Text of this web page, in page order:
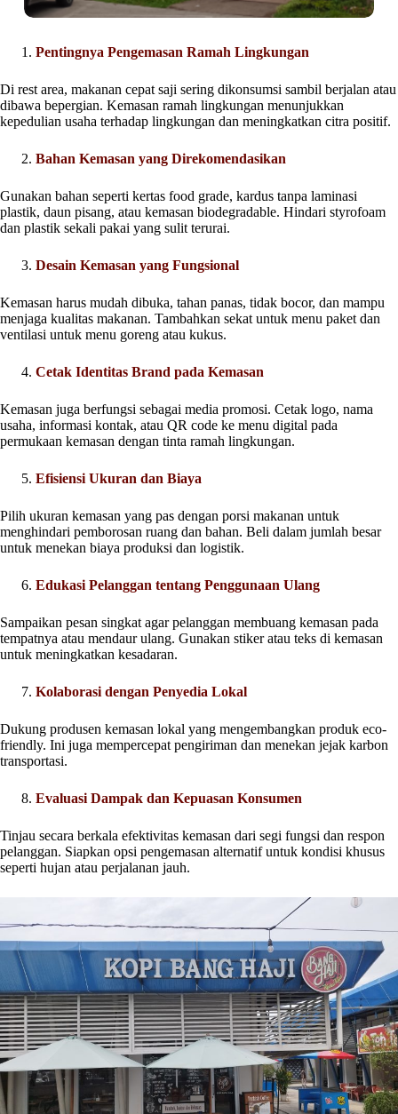
Pentingnya Pengemasan Ramah Lingkungan
Di rest area, makanan cepat saji sering dikonsumsi sambil berjalan atau
dibawa bepergian. Kemasan ramah lingkungan menunjukkan
kepedulian usaha terhadap lingkungan dan meningkatkan citra positif.
Bahan Kemasan yang Direkomendasikan
Gunakan bahan seperti kertas food grade, kardus tanpa laminasi
plastik, daun pisang, atau kemasan biodegradable. Hindari styrofoam
dan plastik sekali pakai yang sulit terurai.
Desain Kemasan yang Fungsional
Kemasan harus mudah dibuka, tahan panas, tidak bocor, dan mampu
menjaga kualitas makanan. Tambahkan sekat untuk menu paket dan
ventilasi untuk menu goreng atau kukus.
Cetak Identitas Brand pada Kemasan
Kemasan juga berfungsi sebagai media promosi. Cetak logo, nama
usaha, informasi kontak, atau QR code ke menu digital pada
permukaan kemasan dengan tinta ramah lingkungan.
Efisiensi Ukuran dan Biaya
Pilih ukuran kemasan yang pas dengan porsi makanan untuk
menghindari pemborosan ruang dan bahan. Beli dalam jumlah besar
untuk menekan biaya produksi dan logistik.
Edukasi Pelanggan tentang Penggunaan Ulang
Sampaikan pesan singkat agar pelanggan membuang kemasan pada
tempatnya atau mendaur ulang. Gunakan stiker atau teks di kemasan
untuk meningkatkan kesadaran.
Kolaborasi dengan Penyedia Lokal
Dukung produsen kemasan lokal yang mengembangkan produk eco-
friendly. Ini juga mempercepat pengiriman dan menekan jejak karbon
transportasi.
Evaluasi Dampak dan Kepuasan Konsumen
Tinjau secara berkala efektivitas kemasan dari segi fungsi dan respon
pelanggan. Siapkan opsi pengemasan alternatif untuk kondisi khusus
seperti hujan atau perjalanan jauh.